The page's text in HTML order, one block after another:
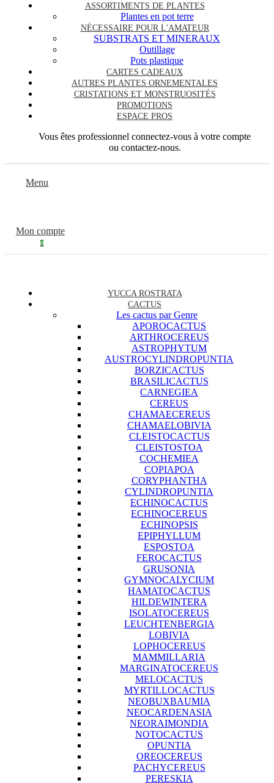
ASSORTIMENTS DE PLANTES
Plantes en pot terre
NÉCESSAIRE POUR L'AMATEUR
SUBSTRATS ET MINERAUX
Outillage
Pots plastique
CARTES CADEAUX
AUTRES PLANTES ORNEMENTALES
CRISTATIONS ET MONSTRUOSITÉS
PROMOTIONS
ESPACE PROS
Vous êtes professionnel connectez-vous à votre compte
ou contactez-nous.
Menu
Mon compte
0
YUCCA ROSTRATA
CACTUS
Les cactus par Genre
APOROCACTUS
ARTHROCEREUS
ASTROPHYTUM
AUSTROCYLINDROPUNTIA
BORZICACTUS
BRASILICACTUS
CARNEGIEA
CEREUS
CHAMAECEREUS
CHAMAELOBIVIA
CLEISTOCACTUS
CLEISTOSTOA
COCHEMIEA
COPIAPOA
CORYPHANTHA
CYLINDROPUNTIA
ECHINOCACTUS
ECHINOCEREUS
ECHINOPSIS
EPIPHYLLUM
ESPOSTOA
FEROCACTUS
GRUSONIA
GYMNOCALYCIUM
HAMATOCACTUS
HILDEWINTERA
ISOLATOCEREUS
LEUCHTENBERGIA
LOBIVIA
LOPHOCEREUS
MAMMILLARIA
MARGINATOCEREUS
MELOCACTUS
MYRTILLOCACTUS
NEOBUXBAUMIA
NEOCARDENASIA
NEORAIMONDIA
NOTOCACTUS
OPUNTIA
OREOCEREUS
PACHYCEREUS
PERESKIA